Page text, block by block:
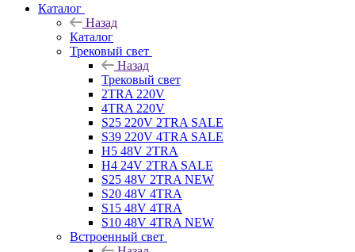
Каталог
Назад
Каталог
Трековый свет
Назад
Трековый свет
2TRA 220V
4TRA 220V
S25 220V 2TRA SALE
S39 220V 4TRA SALE
H5 48V 2TRA
H4 24V 2TRA SALE
S25 48V 2TRA NEW
S20 48V 4TRA
S15 48V 4TRA
S10 48V 4TRA NEW
Встроенный свет